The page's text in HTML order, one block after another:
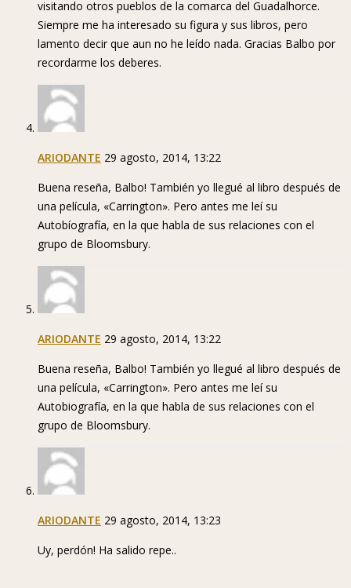
visitando otros pueblos de la comarca del Guadalhorce.
Siempre me ha interesado su figura y sus libros, pero
lamento decir que aun no he leído nada. Gracias Balbo por
recordarme los deberes.
ARIODANTE 29 agosto, 2014, 13:22
Buena reseña, Balbo! También yo llegué al libro después de
una película, «Carrington». Pero antes me leí su
Autobíografía, en la que habla de sus relaciones con el
grupo de Bloomsbury.
ARIODANTE 29 agosto, 2014, 13:22
Buena reseña, Balbo! También yo llegué al libro después de
una película, «Carrington». Pero antes me leí su
Autobiografía, en la que habla de sus relaciones con el
grupo de Bloomsbury.
ARIODANTE 29 agosto, 2014, 13:23
Uy, perdón! Ha salido repe..